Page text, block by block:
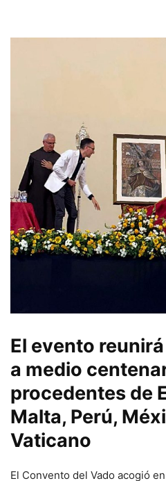
El evento
a medio
procedentes de
Malta, Perú,
Vaticano
El Convento del Vado acogió